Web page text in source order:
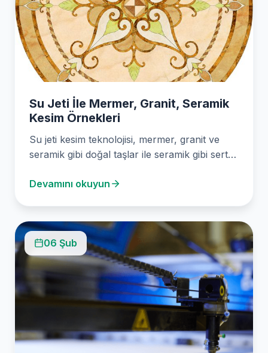
Su Jeti İle Mermer, Granit, Seramik
Kesim Örnekleri
Su jeti kesim teknolojisi, mermer, granit ve
seramik gibi doğal taşlar ile seramik gibi sert…
Devamını okuyun
06 Şub